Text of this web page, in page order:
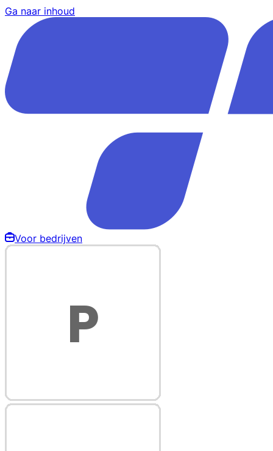
Ga naar inhoud
Voor bedrijven